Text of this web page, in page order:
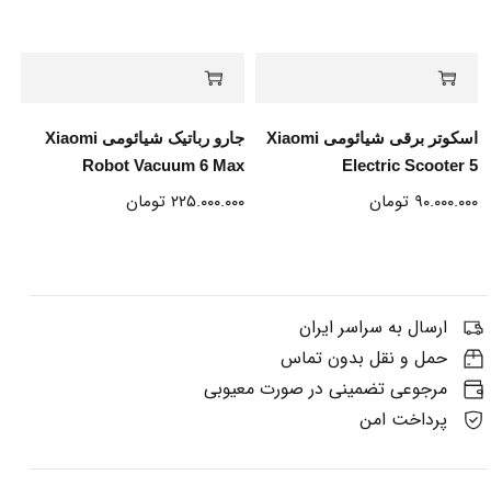
اسکوتر برقی شیائومی Xiaomi
Electric Scooter 5
۹۰.۰۰۰.۰۰۰ تومان
جارو رباتیک شیائومی Xiaomi
Robot Vacuum 6 Max
۲۲۵.۰۰۰.۰۰۰ تومان
ارسال به سراسر ایران
حمل و نقل بدون تماس
مرجوعی تضمینی در صورت معیوبی
پرداخت امن